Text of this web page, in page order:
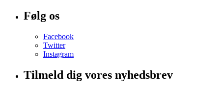
Følg os
Facebook
Twitter
Instagram
Tilmeld dig vores nyhedsbrev